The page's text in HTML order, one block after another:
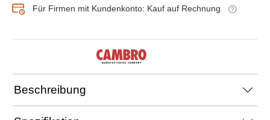
Für Firmen mit Kundenkonto: Kauf auf Rechnung
Beschreibung